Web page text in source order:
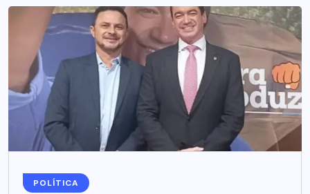
POLÍTICA